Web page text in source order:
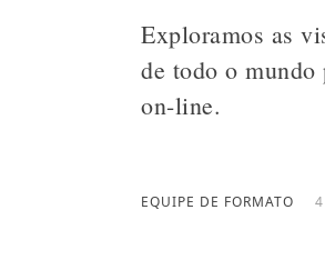
Exploramos as
de todo o
on-line.
EQUIPE DE FORMATO